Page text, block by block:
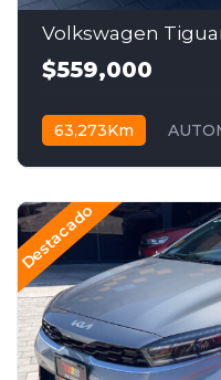
Volkswagen
$559,000
63,273Km
Destacado